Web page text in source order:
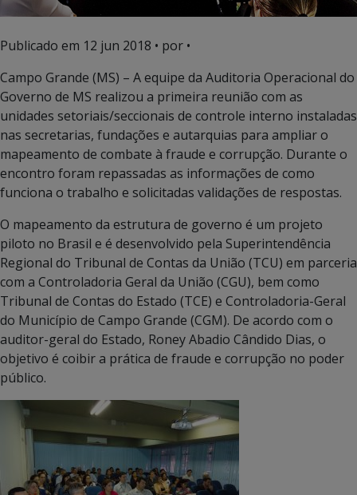
Publicado em 12 jun 2018 • por •
Campo Grande (MS) – A equipe da Auditoria Operacional do
Governo de MS realizou a primeira reunião com as
unidades setoriais/seccionais de controle interno instaladas
nas secretarias, fundações e autarquias para ampliar o
mapeamento de combate à fraude e corrupção. Durante o
encontro foram repassadas as informações de como
funciona o trabalho e solicitadas validações de respostas.
O mapeamento da estrutura de governo é um projeto
piloto no Brasil e é desenvolvido pela Superintendência
Regional do Tribunal de Contas da União (TCU) em parceria
com a Controladoria Geral da União (CGU), bem como
Tribunal de Contas do Estado (TCE) e Controladoria-Geral
do Município de Campo Grande (CGM). De acordo com o
auditor-geral do Estado, Roney Abadio Cândido Dias, o
objetivo é coibir a prática de fraude e corrupção no poder
público.